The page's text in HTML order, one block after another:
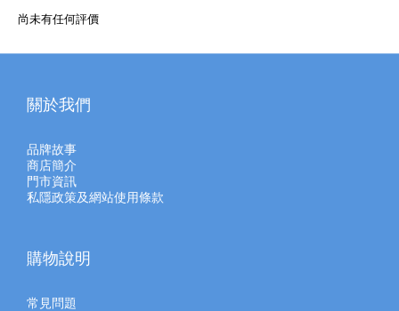
尚未有任何評價
關於我們
品牌故事
商店簡介
門市資訊
私隱政策及網站使用條款
購物說明
常見問題